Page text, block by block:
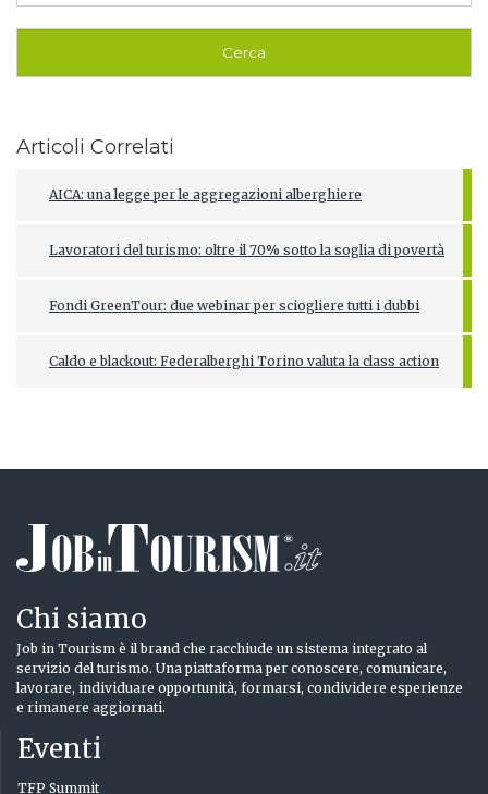
Articoli Correlati
AICA: una legge per le aggregazioni alberghiere
Lavoratori del turismo: oltre il 70% sotto la soglia di povertà
Fondi GreenTour: due webinar per sciogliere tutti i dubbi
Caldo e blackout: Federalberghi Torino valuta la class action
Chi siamo
Job in Tourism è il brand che racchiude un sistema integrato al
servizio del turismo. Una piattaforma per conoscere, comunicare,
lavorare, individuare opportunità, formarsi, condividere esperienze
e rimanere aggiornati.
Eventi
TFP Summit